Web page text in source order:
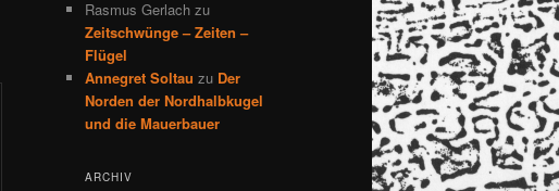
Rasmus Gerlach zu
Zeitschwünge – Zeiten –
Flügel
Annegret Soltau zu Der
Norden der Nordhalbkugel
und die Mauerbauer
ARCHIV